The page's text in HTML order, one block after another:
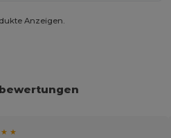
Anzeigen.
★